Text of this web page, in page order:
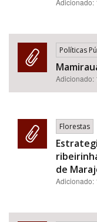
Adicionado:
Políticas
Adicionado:
Florestas
de
Adicionado: